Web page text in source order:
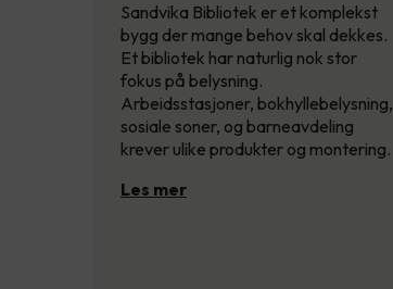
Sandvika Bibliotek er et komplekst
bygg der mange behov skal dekkes.
Et bibliotek har naturlig nok stor
fokus på belysning.
Arbeidsstasjoner, bokhyllebelysning,
sosiale soner, og barneavdeling
krever ulike produkter og montering.
Les mer